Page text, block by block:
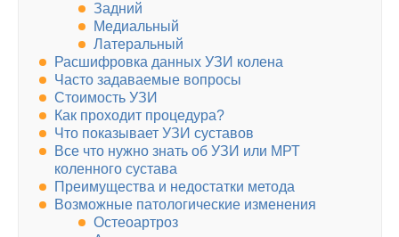
Задний
Медиальный
Латеральный
Расшифровка данных УЗИ колена
Часто задаваемые вопросы
Стоимость УЗИ
Как проходит процедура?
Что показывает УЗИ суставов
Все что нужно знать об УЗИ или МРТ
коленного сустава
Преимущества и недостатки метода
Возможные патологические изменения
Остеоартроз